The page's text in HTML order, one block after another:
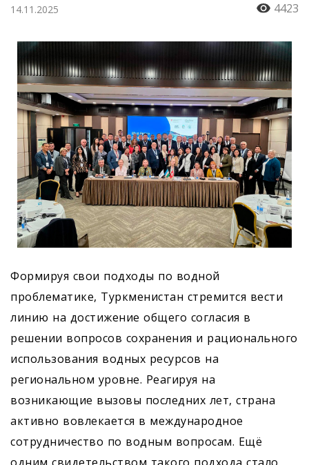
14.11.2025 4423
Формируя свои подходы по водной
проблематике, Туркменистан стремится вести
линию на достижение общего согласия в
решении вопросов сохранения и рационального
использования водных ресурсов на
региональном уровне. Реагируя на
возникающие вызовы последних лет, страна
активно вовлекается в международное
сотрудничество по водным вопросам. Ещё
одним свидетельством такого подхода стало